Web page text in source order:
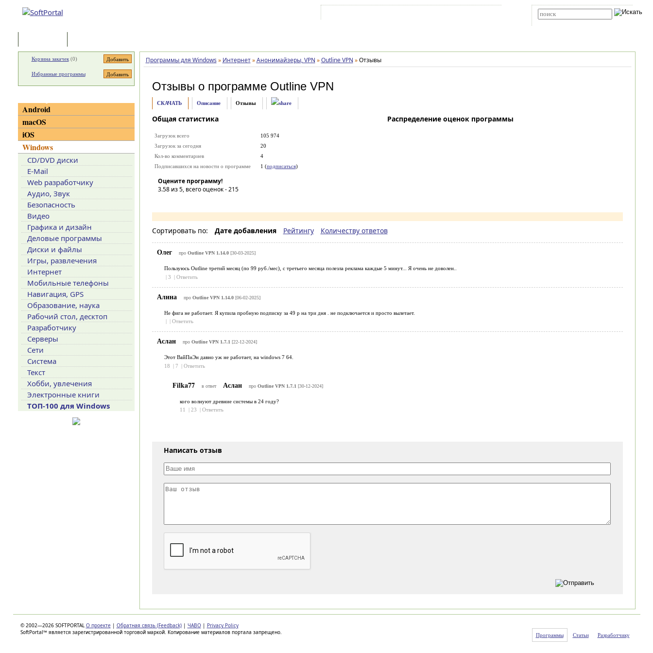
Программы для Windows » Интернет » Анонимайзеры, VPN » Outline VPN » Отзывы
Отзывы о программе Outline VPN
СКАЧАТЬ Описание Отзывы
Общая статистика
Загрузок всего
105 974
Загрузок за сегодня
20
Кол-во комментариев
4
Подписавшихся на новости о программе
1 (подписаться)
Оцените программу!
3.58из 5, всего оценок -215
Распределение оценок программы
Сортировать по: Дате добавления Рейтингу Количеству ответов
Олег про Outline VPN 1.14.0[30-03-2025]
Пользуюсь Outline третий месяц (по 99 руб./мес), с третьего месяца полезла реклама каждые 5 минут... Я очень не доволен..
| 3 | Ответить
Алина про Outline VPN 1.14.0[06-02-2025]
Не фига не работает. Я купила пробную подписку за 49 р на три дня . не подключается и просто вылетает.
| | Ответить
Аслан про Outline VPN 1.7.1 [22-12-2024]
Этот ВайПиЭн давно уж не работает, на windows 7 64.
18
| 7 | Ответить
Filka77 в ответ Аслан про Outline VPN 1.7.1 [30-12-2024]
кого волнуют древние системы в 24 году?
11
| 23 | Ответить
Написать отзыв
Корзина закачек(0)
Избранные программы
Android
macOS
iOS
Windows
CD/DVD диски
E-Mail
Web разработчику
Аудио, Звук
Безопасность
Видео
Графика и дизайн
Деловые программы
Диски и файлы
Игры, развлечения
Интернет
Мобильные телефоны
Навигация, GPS
Образование, наука
Рабочий стол, десктоп
Разработчику
Серверы
Сети
Система
Текст
Хобби, увлечения
Электронные книги
ТОП-100 для Windows
© 2002—2026 SOFTPORTAL О проекте | Обратная связь (Feedback) | ЧАВО | Privacy Policy
SoftPortal™ является зарегистрированной торговой маркой. Копирование материалов портала запрещено.
Программы Статьи Разработчику